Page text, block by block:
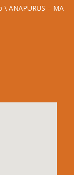
\ ANAPURUS – MA